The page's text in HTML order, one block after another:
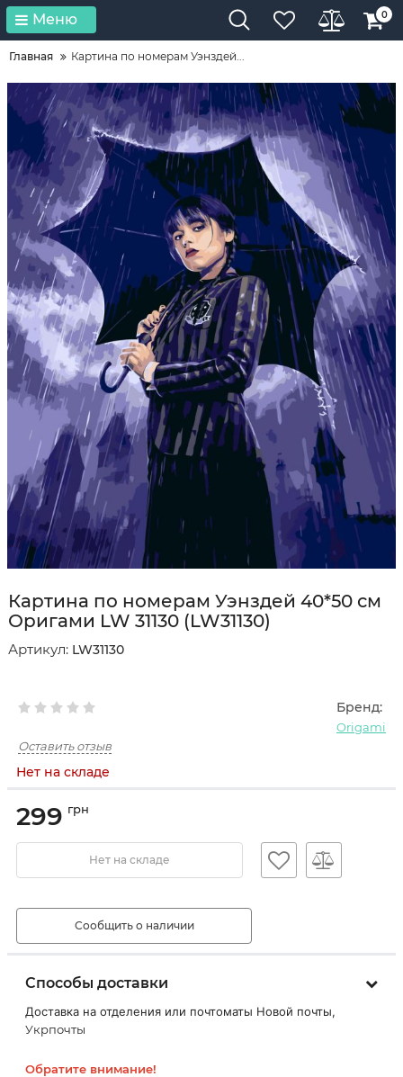
Меню 0
Главная Картина по номерам Уэнздей...
Картина по номерам Уэнздей 40*50 см
Оригами LW 31130 (LW31130)
Артикул: LW31130
Бренд:
Origami
Оставить отзыв
Нет на складе
299 грн
Нет на складе
Сообщить о наличии
Способы доставки
Доставка на отделения или почтоматы Новой почты,
Укрпочты
Обратите внимание!